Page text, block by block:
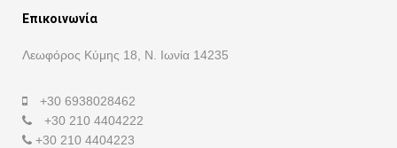
Επικοινωνία
Λεωφόρος Κύμης 18, Ν. Ιωνία 14235
+30 6938028462
+30 210 4404222
+30 210 4404223